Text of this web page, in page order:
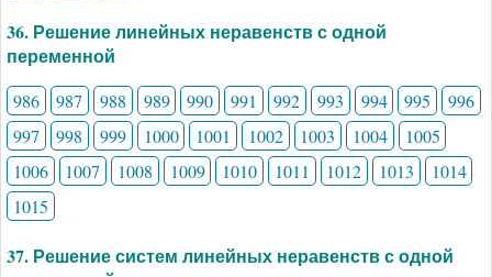
36. Решение линейных неравенств с одной
переменной
986 987 988 989 990 991 992 993 994 995
996
997
998 999 1000 1001 1002 1003 1004
1005
1006
1007 1008 1009 1010 1011 1012 1013
1014
1015
37. Решение систем линейных неравенств с одной